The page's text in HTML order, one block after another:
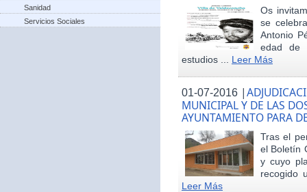
Sanidad
Servicios Sociales
Os
se
Antonio
edad de
estudios ... Leer Más
01-07-2016 |
MUNICIPAL Y DE LAS
AYUNTAMIENTO PARA
Tras el
el Boletín
y cuyo
recogido
Leer Más